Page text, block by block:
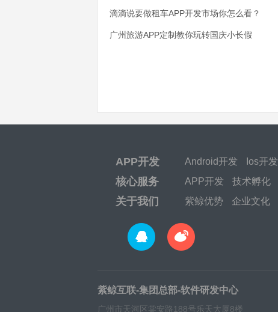
滴滴说要做租车APP开发市场你怎么看？
广州旅游APP定制教你玩转国庆小长假
APP开发 Android开发 Ios开发
核心服务 APP开发 技术孵化
关于我们 紫鲸优势 企业文化
紫鲸互联-集团总部-软件研发中心
广州市天河区棠安路188号乐天大厦8楼